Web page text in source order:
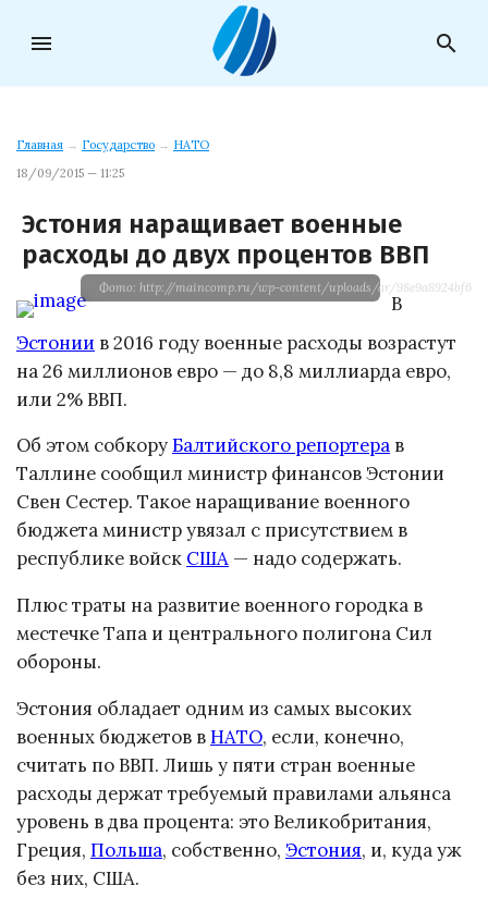
menu search
Главная → Государство → НАТО
18/09/2015 — 11:25
Эстония наращивает военные
расходы до двух процентов ВВП
Фото: http://maincomp.ru/wp-content/uploads/ar/
В
Эстонии в 2016 году военные расходы возрастут
на 26 миллионов евро — до 8,8 миллиарда евро,
или 2% ВВП.
Об этом собкоруБалтийского репортера в
Таллине сообщил министр финансов Эстонии
Свен Сестер. Такое наращивание военного
бюджета министр увязал с присутствием в
республике войск США — надо содержать.
Плюс траты на развитие военного городка в
местечке Тапа и центрального полигона Сил
обороны.
Эстония обладает одним из самых высоких
военных бюджетов вНАТО, если, конечно,
считать по ВВП. Лишь у пяти стран военные
расходы держат требуемый правилами альянса
уровень в два процента: это Великобритания,
Греция, Польша, собственно, Эстония, и, куда уж
без них, США.